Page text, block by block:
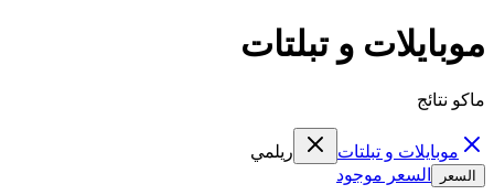
موبايلات و تبلتات
ماكو نتائج
موبايلات و تبلتات ريلمي
السعر السعر موجود